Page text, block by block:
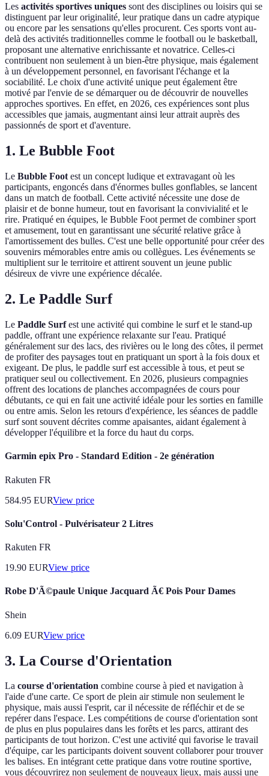
Les activités sportives uniques sont des disciplines ou loisirs qui se
distinguent par leur originalité, leur pratique dans un cadre atypique
ou encore par les sensations qu'elles procurent. Ces sports vont au-
delà des activités traditionnelles comme le football ou le basketball,
proposant une alternative enrichissante et novatrice. Celles-ci
contribuent non seulement à un bien-être physique, mais également
à un développement personnel, en favorisant l'échange et la
sociabilité. Le choix d'une activité unique peut également être
motivé par l'envie de se démarquer ou de découvrir de nouvelles
approches sportives. En effet, en 2026, ces expériences sont plus
accessibles que jamais, augmentant ainsi leur attrait auprès des
passionnés de sport et d'aventure.
1. Le Bubble Foot
Le Bubble Foot est un concept ludique et extravagant où les
participants, engoncés dans d'énormes bulles gonflables, se lancent
dans un match de football. Cette activité nécessite une dose de
plaisir et de bonne humeur, tout en favorisant la convivialité et le
rire. Pratiqué en équipes, le Bubble Foot permet de combiner sport
et amusement, tout en garantissant une sécurité relative grâce à
l'amortissement des bulles. C'est une belle opportunité pour créer des
souvenirs mémorables entre amis ou collègues. Les événements se
multiplient sur le territoire et attirent souvent un jeune public
désireux de vivre une expérience décalée.
2. Le Paddle Surf
Le Paddle Surfest une activité qui combine le surf et le stand-up
paddle, offrant une expérience relaxante sur l'eau. Pratiqué
généralement sur des lacs, des rivières ou le long des côtes, il permet
de profiter des paysages tout en pratiquant un sport à la fois doux et
exigeant. De plus, le paddle surf est accessible à tous, et peut se
pratiquer seul ou collectivement. En 2026, plusieurs compagnies
offrent des locations de planches accompagnées de cours pour
débutants, ce qui en fait une activité idéale pour les sorties en famille
ou entre amis. Selon les retours d'expérience, les séances de paddle
surf sont souvent décrites comme apaisantes, aidant également à
développer l'équilibre et la force du haut du corps.
Garmin epix Pro - Standard Edition - 2e génération
Rakuten FR
584.95 EURView price
Solu'Control - Pulvérisateur 2 Litres
Rakuten FR
19.90 EURView price
Robe D'Ã©paule Unique Jacquard Ã€ Pois Pour Dames
Shein
6.09 EURView price
3. La Course d'Orientation
La course d'orientation combine course à pied et navigation à
l'aide d'une carte. Ce sport de plein air stimule non seulement le
physique, mais aussi l'esprit, car il nécessite de réfléchir et de se
repérer dans l'espace. Les compétitions de course d'orientation sont
de plus en plus populaires dans les forêts et les parcs, attirant des
participants de tout horizon. C'est une activité qui favorise le travail
d'équipe, car les participants doivent souvent collaborer pour trouver
les balises. En intégrant cette pratique dans votre routine sportive,
vous découvrirez non seulement de nouveaux lieux, mais aussi une